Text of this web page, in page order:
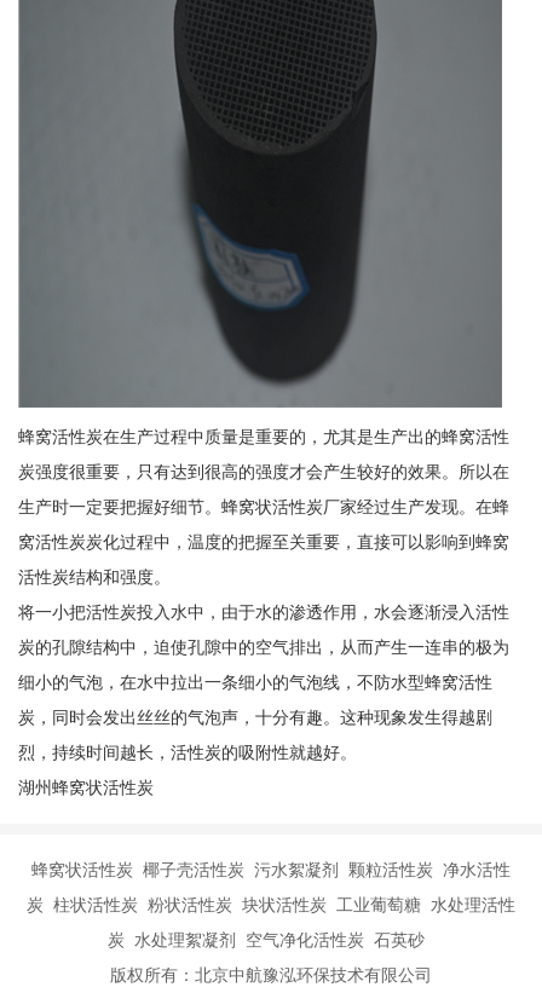
蜂窝活性炭在生产过程中质量是重要的，尤其是生产出的蜂窝活性
炭强度很重要，只有达到很高的强度才会产生较好的效果。所以在
生产时一定要把握好细节。蜂窝状活性炭厂家经过生产发现。在蜂
窝活性炭炭化过程中，温度的把握至关重要，直接可以影响到蜂窝
活性炭结构和强度。
将一小把活性炭投入水中，由于水的渗透作用，水会逐渐浸入活性
炭的孔隙结构中，迫使孔隙中的空气排出，从而产生一连串的极为
细小的气泡，在水中拉出一条细小的气泡线，不防水型蜂窝活性
炭，同时会发出丝丝的气泡声，十分有趣。这种现象发生得越剧
烈，持续时间越长，活性炭的吸附性就越好。
湖州蜂窝状活性炭
蜂窝状活性炭 椰子壳活性炭 污水絮凝剂 颗粒活性炭 净水活性
炭 柱状活性炭 粉状活性炭 块状活性炭 工业葡萄糖 水处理活性
炭 水处理絮凝剂 空气净化活性炭 石英砂
版权所有：北京中航豫泓环保技术有限公司